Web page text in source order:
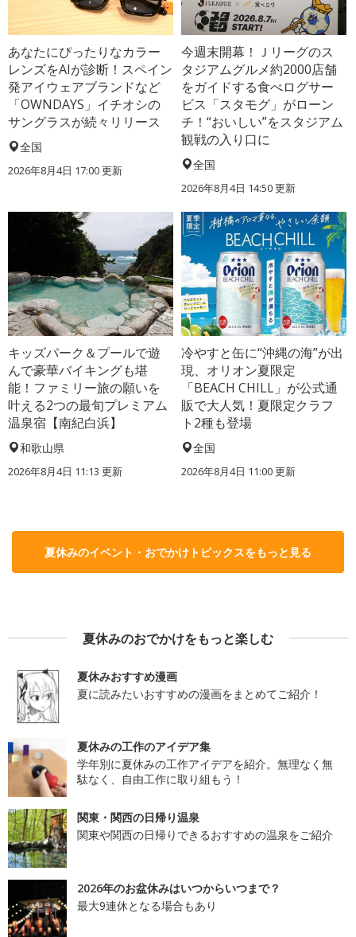
あなたにぴったりなカラー
レンズをAIが診断！スペイン
発アイウェアブランドなど
「OWNDAYS」イチオシの
サングラスが続々リリース
全国
2026年8月4日 17:00更新
今週末開幕！Ｊリーグのス
タジアムグルメ約2000店舗
をガイドする食べログサー
ビス「スタモグ」がローン
チ！“おいしい”をスタジアム
観戦の入り口に
全国
2026年8月4日 14:50更新
キッズパーク＆プールで遊
んで豪華バイキングも堪
能！ファミリー旅の願いを
叶える2つの最旬プレミアム
温泉宿【南紀白浜】
和歌山県
2026年8月4日 11:13 更新
冷やすと缶に“沖縄の海”が出
現、オリオン夏限定
「BEACH CHILL」が公式通
販で大人気！夏限定クラフ
ト2種も登場
全国
2026年8月4日 11:00更新
夏休みのイベント・おでかけトピックスをもっと見る
夏休みのおでかけをもっと楽しむ
夏休みおすすめ漫画
夏に読みたいおすすめの漫画をまとめてご紹介！
夏休みの工作のアイデア集
学年別に夏休みの工作アイデアを紹介。無理なく無
駄なく、自由工作に取り組もう！
関東・関西の日帰り温泉
関東や関西の日帰りできるおすすめの温泉をご紹介
2026年のお盆休みはいつからいつまで？
最大9連休となる場合もあり